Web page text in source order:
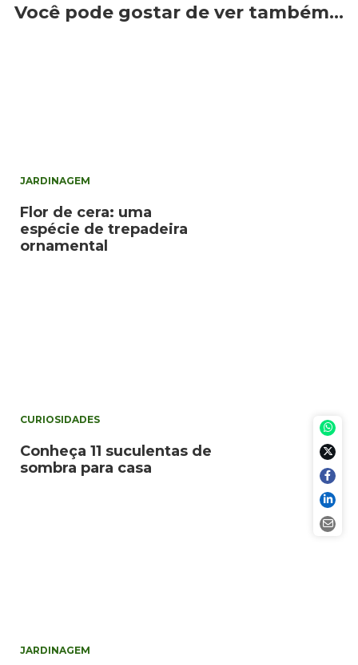
Você pode gostar de ver também…
JARDINAGEM
Flor de cera: uma
espécie de trepadeira
ornamental
CURIOSIDADES
Conheça 11 suculentas de
sombra para casa
JARDINAGEM